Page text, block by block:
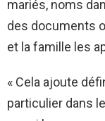
mariés, noms
des documents
et la famille les
« Cela ajoute
particulier dans